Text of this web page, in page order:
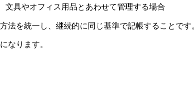
文具やオフィス用品とあわせて管理する場合
を統一し、継続的に同じ基準で記帳することです。
なります。